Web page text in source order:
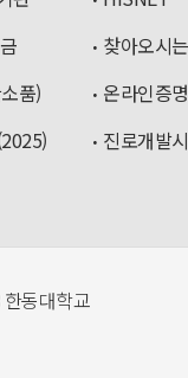
찾아오시
품)
온라인증
진로개발
동대학교